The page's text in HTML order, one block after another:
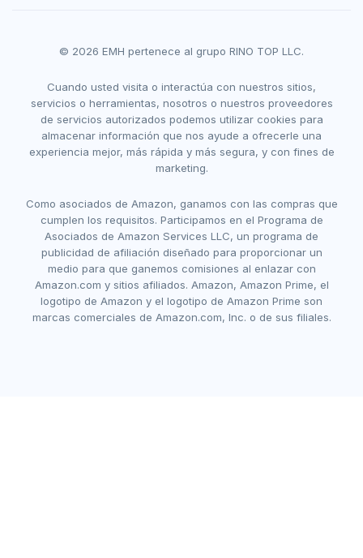
© 2026 EMH pertenece al grupo RINO TOP LLC.
Cuando usted visita o interactúa con nuestros sitios,
servicios o herramientas, nosotros o nuestros proveedores
de servicios autorizados podemos utilizar cookies para
almacenar información que nos ayude a ofrecerle una
experiencia mejor, más rápida y más segura, y con fines de
marketing.
Como asociados de Amazon, ganamos con las compras que
cumplen los requisitos. Participamos en el Programa de
Asociados de Amazon Services LLC, un programa de
publicidad de afiliación diseñado para proporcionar un
medio para que ganemos comisiones al enlazar con
Amazon.com y sitios afiliados. Amazon, Amazon Prime, el
logotipo de Amazon y el logotipo de Amazon Prime son
marcas comerciales de Amazon.com, Inc. o de sus filiales.